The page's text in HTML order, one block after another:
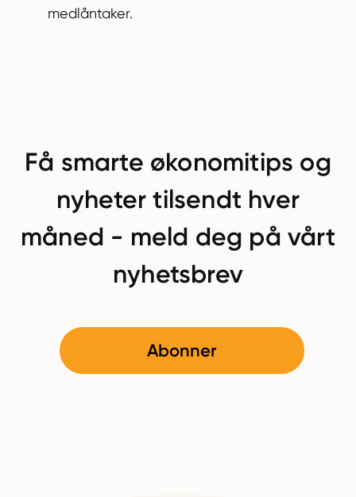
medlåntaker.
Få smarte økonomitips og
nyheter tilsendt hver
måned - meld deg på vårt
nyhetsbrev
Abonner